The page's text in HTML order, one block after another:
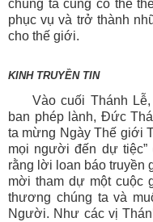
chúng ta cũng có thể
phục vụ và trở thành
cho thế giới.
KINH TRUYỀN TIN
Vào cuối Thánh
ban phép lành, Đức
ta mừng Ngày Thế giới
mọi người đến dự tiệc”
rằng lời loan báo truyền
mời tham dự một cuộc
thương chúng ta và
Người. Như các vị